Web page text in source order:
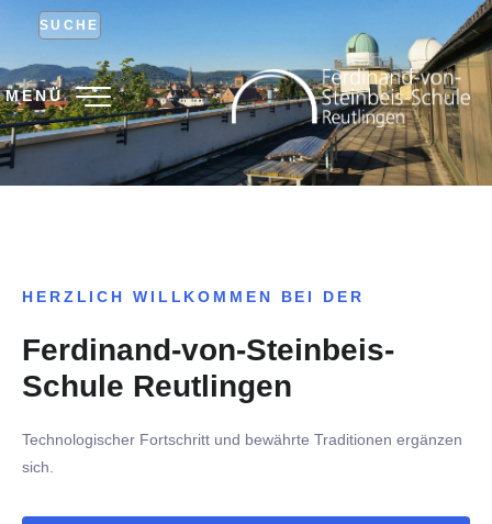
SUCHE
MENÜ
HERZLICH WILLKOMMEN BEI DER
Ferdinand-von-Steinbeis-
Schule Reutlingen
Technologischer Fortschritt und bewährte Traditionen ergänzen
sich.